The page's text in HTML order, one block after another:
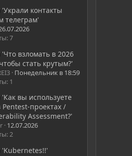
контакты
телеграм'
7
взломать в 2026
стать крутым?'
Понедельник в 18:59
1
вы используете
проектах /
Assessment?'
12.07.2026
2
'Kubernetes!!'